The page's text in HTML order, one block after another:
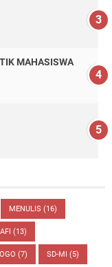
MAHASISWA
MENULIS (16)
(13)
(7) SD-MI (5)